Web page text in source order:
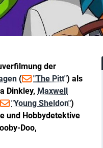
der
( "The Pitt") als
Dinkley, Maxwell
"Young Sheldon")
und Hobbydetektive
Doo,